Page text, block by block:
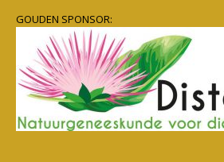
GOUDEN SPONSOR: